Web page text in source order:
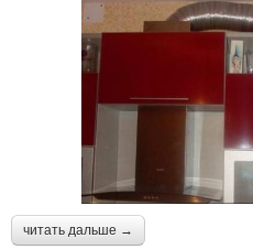
читать дальше →